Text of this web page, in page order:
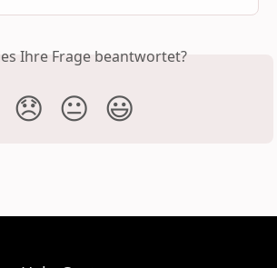
Ihre Frage beantwortet?
😞 😐 😃